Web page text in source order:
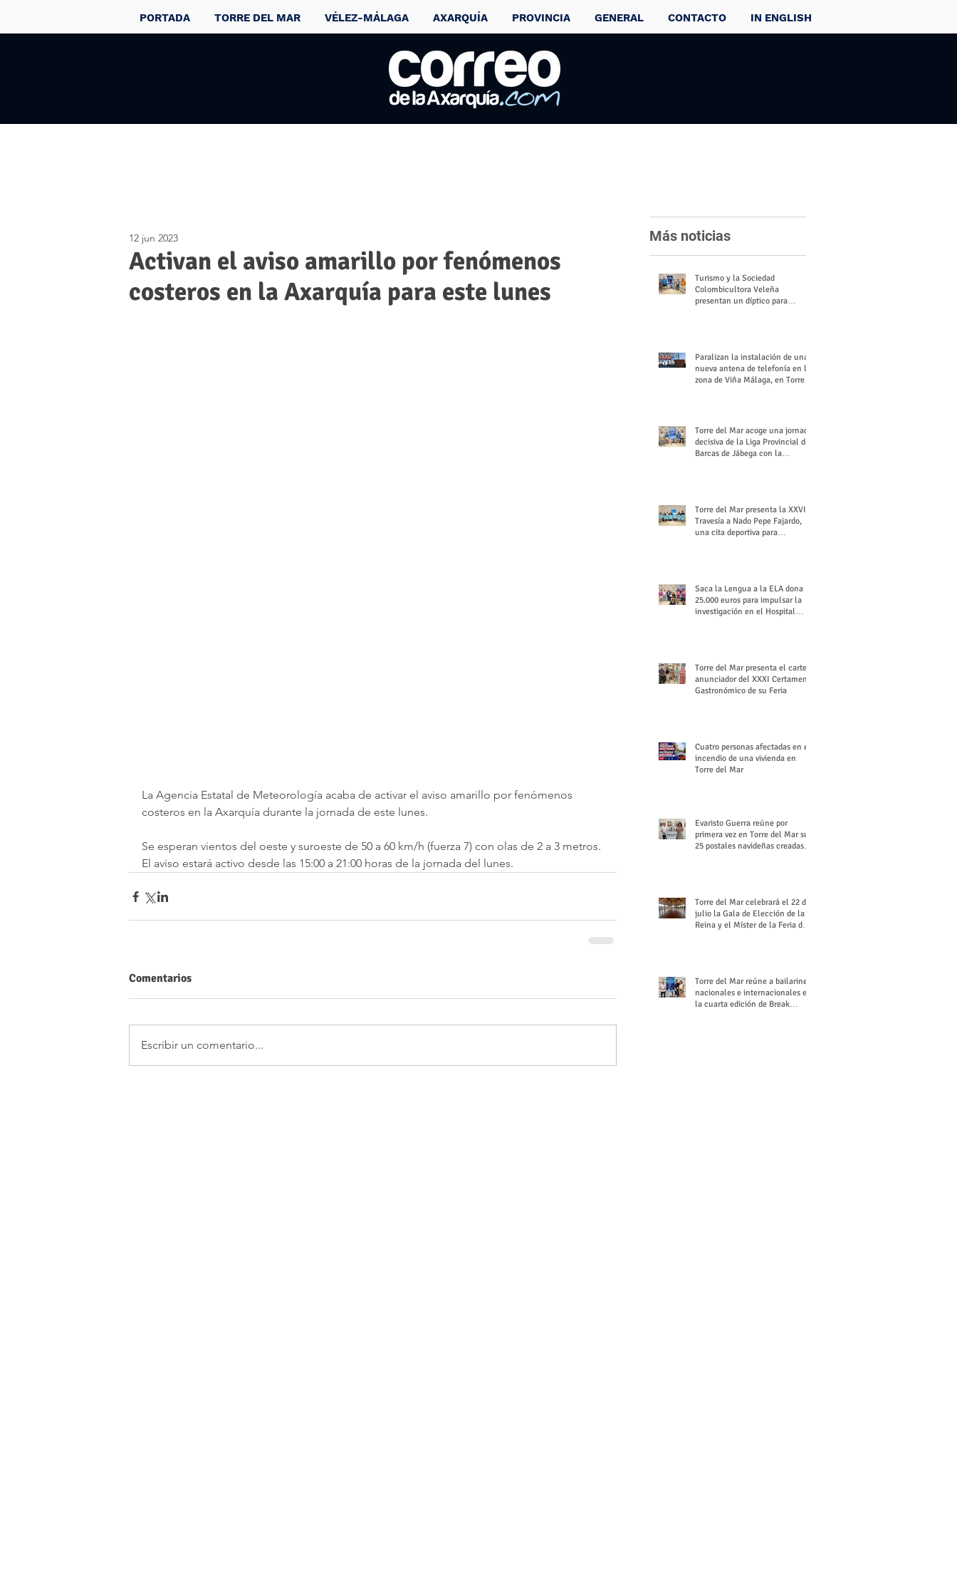
PORTADA TORRE DEL MAR VÉLEZ-MÁLAGA AXARQUÍA PROVINCIA GENERAL CONTACTO IN ENGLISH
Activan el aviso amarillo por fenómenos
costeros en la Axarquía para este lunes
12 jun 2023
La Agencia Estatal de Meteorología acaba de activar el aviso amarillo por fenómenos
costeros en la Axarquía durante la jornada de este lunes.
Se esperan vientos del oeste y suroeste de 50 a 60 km/h (fuerza 7) con olas de 2 a 3 metros.
El aviso estará activo desde las 15:00 a 21:00 horas de la jornada del lunes.
Comentarios
Escribir un comentario...
Más noticias
Turismo y la Sociedad
Colombicultora Veleña
presentan un díptico para
Paralizan la instalación de una
nueva antena de telefonía en la
zona de Viña Málaga, en Torre
Torre del Mar acoge una jornada
decisiva de la Liga Provincial de
Barcas de Jábega con la
Torre del Mar presenta la XXVI
Travesía a Nado Pepe Fajardo,
una cita deportiva para
Saca la Lengua a la ELA dona
25.000 euros para impulsar la
investigación en el Hospital
Torre del Mar presenta el cartel
anunciador del XXXI Certamen
Gastronómico de su Feria
Cuatro personas afectadas en el
incendio de una vivienda en
Torre del Mar
Evaristo Guerra reúne por
primera vez en Torre del Mar sus
25 postales navideñas creadas
Torre del Mar celebrará el 22 de
julio la Gala de Elección de la
Reina y el Míster de la Feria de
Torre del Mar reúne a bailarines
nacionales e internacionales en
la cuarta edición de Break